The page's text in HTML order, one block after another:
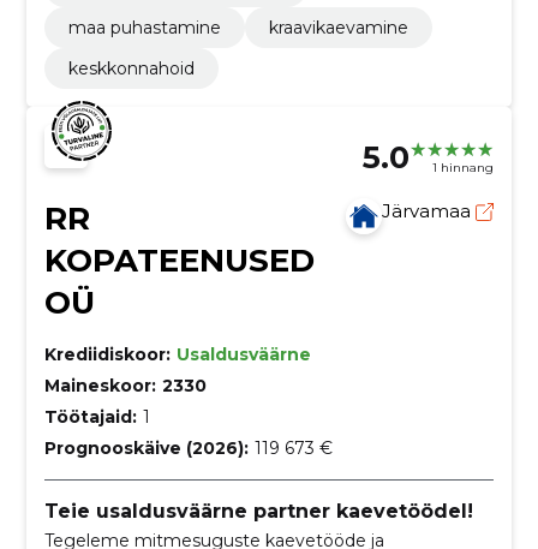
maa puhastamine
kraavikaevamine
keskkonnahoid
5.0 1 hinnang
RR
KOPATEENUSED
OÜ
Järvamaa
Krediidiskoor: Usaldusväärne
Maineskoor: 2330
Töötajaid: 1
Prognooskäive (2026): 119 673 €
Teie usaldusväärne partner kaevetöödel!
Tegeleme mitmesuguste kaevetööde ja